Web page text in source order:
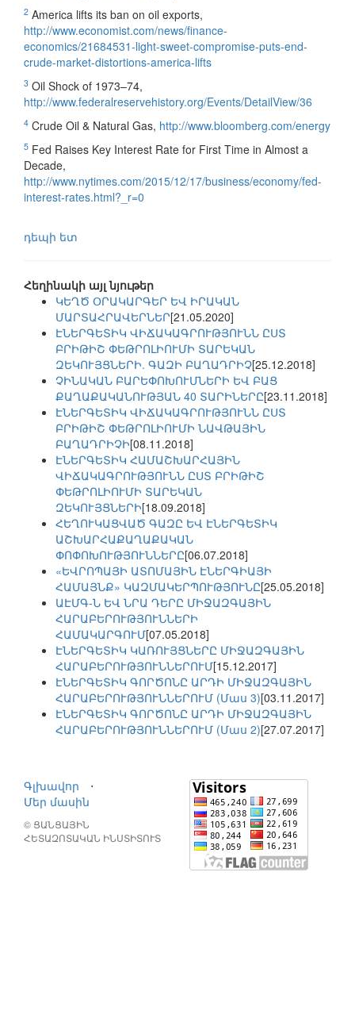
2 America lifts its ban on oil exports,
http://www.economist.com/news/finance-
economics/21684531-light-sweet-compromise-puts-end-
crude-market-distortions-america-lifts
3 Oil Shock of 1973–74,
http://www.federalreservehistory.org/Events/DetailView/36
4 Crude Oil & Natural Gas, http://www.bloomberg.com/energy
5 Fed Raises Key Interest Rate for First Time in Almost a
Decade,
http://www.nytimes.com/2015/12/17/business/economy/fed-
interest-rates.html?_r=0
դեպի ետ
Հեղինակի այլ նյութեր
ԿԵՂԾ ՕՐԱԿԱՐԳԵՐ ԵՎ ԻՐԱԿԱՆ
ՄԱՐՏԱՀՐԱՎԵՐՆԵՐ[21.05.2020]
ԷՆԵՐԳԵՏԻԿ ՎԻՃԱԿԱԳՐՈՒԹՅՈՒՆՆ ԸՍՏ
ԲՐԻԹԻՇ ՓԵԹՐՈԼԻՈՒՄԻ ՏԱՐԵԿԱՆ
ԶԵԿՈՒՅՑՆԵՐԻ. ԳԱԶԻ ԲԱՂԱԴՐԻՉ[25.12.2018]
ՉԻՆԱԿԱՆ ԲԱՐԵՓՈԽՈՒՄՆԵՐԻ ԵՎ ԲԱՑ
ՔԱՂԱՔԱԿԱՆՈՒԹՅԱՆ 40 ՏԱՐԻՆԵՐԸ[23.11.2018]
ԷՆԵՐԳԵՏԻԿ ՎԻՃԱԿԱԳՐՈՒԹՅՈՒՆՆ ԸՍՏ
ԲՐԻԹԻՇ ՓԵԹՐՈԼԻՈՒՄԻ ՆԱՎԹԱՅԻՆ
ԲԱՂԱԴՐԻՉԻ[08.11.2018]
ԷՆԵՐԳԵՏԻԿ ՀԱՄԱՇԽԱՐՀԱՅԻՆ
ՎԻՃԱԿԱԳՐՈՒԹՅՈՒՆՆ ԸՍՏ ԲՐԻԹԻՇ
ՓԵԹՐՈԼԻՈՒՄԻ ՏԱՐԵԿԱՆ
ԶԵԿՈՒՅՑՆԵՐԻ[18.09.2018]
ՀԵՂՈՒԿԱՑՎԱԾ ԳԱԶԸ ԵՎ ԷՆԵՐԳԵՏԻԿ
ԱՇԽԱՐՀԱՔԱՂԱՔԱԿԱՆ
ՓՈՓՈԽՈՒԹՅՈՒՆՆԵՐԸ[06.07.2018]
«ԵՎՐՈՊԱՅԻ ԱՏՈՄԱՅԻՆ ԷՆԵՐԳԻԱՅԻ
ՀԱՄԱՅՆՔ» ԿԱԶՄԱԿԵՐՊՈՒԹՅՈՒՆԸ[25.05.2018]
ԱԷՄԳ-Ն ԵՎ ՆՐԱ ԴԵՐԸ ՄԻՋԱԶԳԱՅԻՆ
ՀԱՐԱԲԵՐՈՒԹՅՈՒՆՆԵՐԻ
ՀԱՄԱԿԱՐԳՈՒՄ[07.05.2018]
ԷՆԵՐԳԵՏԻԿ ԿԱՌՈՒՅՑՆԵՐԸ ՄԻՋԱԶԳԱՅԻՆ
ՀԱՐԱԲԵՐՈՒԹՅՈՒՆՆԵՐՈՒՄ[15.12.2017]
ԷՆԵՐԳԵՏԻԿ ԳՈՐԾՈՆԸ ԱՐԴԻ ՄԻՋԱԶԳԱՅԻՆ
ՀԱՐԱԲԵՐՈՒԹՅՈՒՆՆԵՐՈՒՄ (Մաս 3)[03.11.2017]
ԷՆԵՐԳԵՏԻԿ ԳՈՐԾՈՆԸ ԱՐԴԻ ՄԻՋԱԶԳԱՅԻՆ
ՀԱՐԱԲԵՐՈՒԹՅՈՒՆՆԵՐՈՒՄ (Մաս 2)[27.07.2017]
Գլխավոր
⋅
Մեր մասին
© ՑԱՆՑԱՅԻՆ
ՀԵՏԱԶՈՏԱԿԱՆ ԻՆՍՏԻՏՈՒՏ